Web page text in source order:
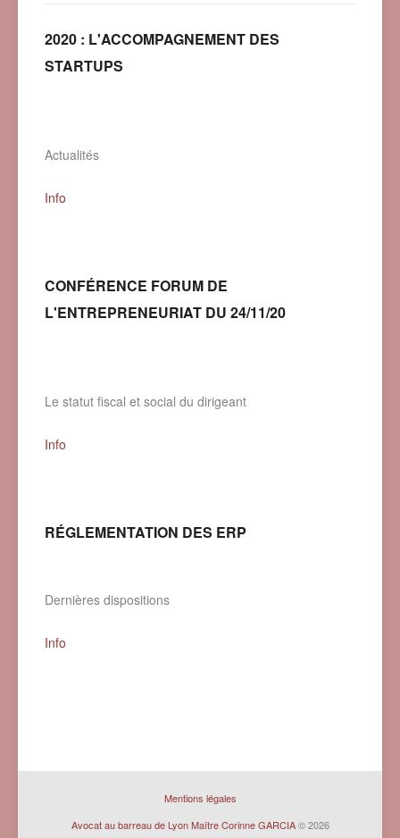
2020 : L'ACCOMPAGNEMENT DES
STARTUPS
Actualités
Info
CONFÉRENCE FORUM DE
L'ENTREPRENEURIAT DU 24/11/20
Le statut fiscal et social du dirigeant
Info
RÉGLEMENTATION DES ERP
Dernières dispositions
Info
Mentions légales
Avocat au barreau de Lyon Maître Corinne GARCIA© 2026